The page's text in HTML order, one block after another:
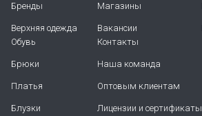
Бренды
Верхняя одежда
Обувь
Брюки
Платья
Блузки
Магазины
Вакансии
Контакты
Наша команда
Оптовым клиентам
Лицензии и сертификаты